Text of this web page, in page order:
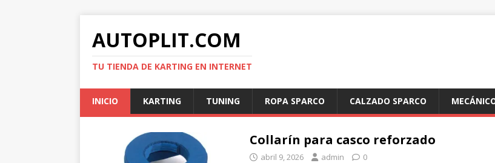
AUTOPLIT.COM
TU TIENDA DE KARTING EN INTERNET
INICIO KARTING TUNING ROPA SPARCO CALZADO SPARCO
Collarín para casco reforzado
abril 9, 2026 admin 0